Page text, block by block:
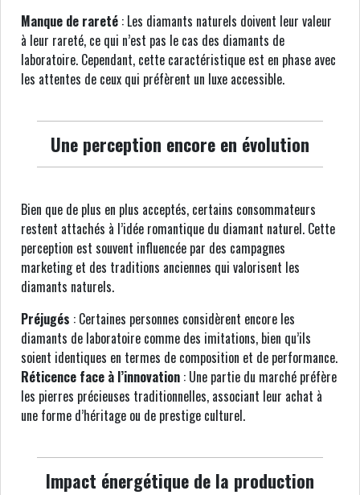
Manque de rareté : Les diamants naturels doivent leur valeur
à leur rareté, ce qui n’est pas le cas des diamants de
laboratoire. Cependant, cette caractéristique est en phase avec
les attentes de ceux qui préfèrent un luxe accessible.
Une perception encore en évolution
Bien que de plus en plus acceptés, certains consommateurs
restent attachés à l’idée romantique du diamant naturel. Cette
perception est souvent influencée par des campagnes
marketing et des traditions anciennes qui valorisent les
diamants naturels.
Préjugés : Certaines personnes considèrent encore les
diamants de laboratoire comme des imitations, bien qu’ils
soient identiques en termes de composition et de performance.
Réticence face à l’innovation : Une partie du marché préfère
les pierres précieuses traditionnelles, associant leur achat à
une forme d’héritage ou de prestige culturel.
Impact énergétique de la production